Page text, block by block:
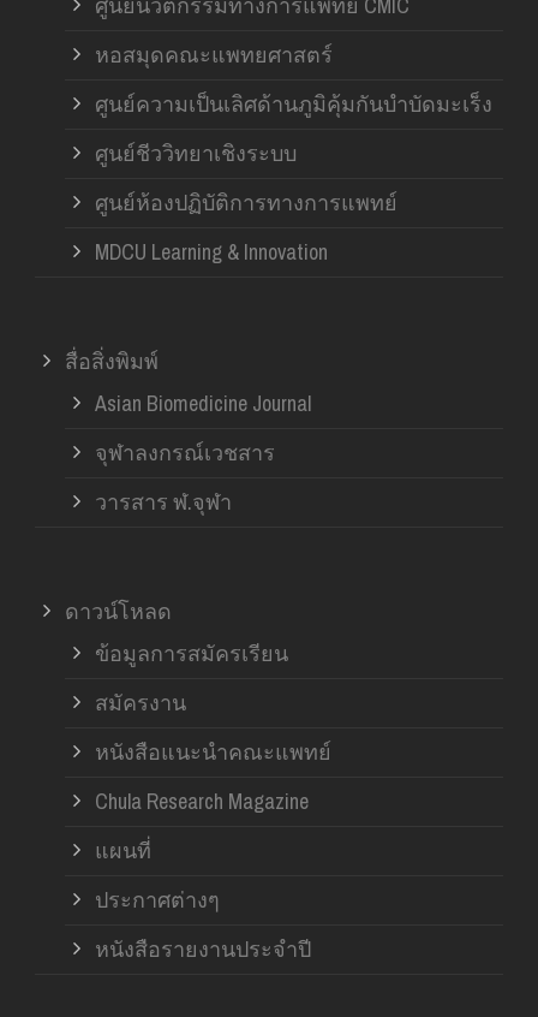
หอสมุดคณะแพทยศาสตร์
ศูนย์ความเป็นเลิศด้านภูมิคุ้มกันบำบัดมะเร็ง
ศูนย์ชีววิทยาเชิงระบบ
ศูนย์ห้องปฏิบัติการทางการแพทย์
MDCU Learning & Innovation
สื่อสิ่งพิมพ์
Asian Biomedicine Journal
จุฬาลงกรณ์เวชสาร
วารสาร ฬ.จุฬา
ดาวน์โหลด
ข้อมูลการสมัครเรียน
สมัครงาน
หนังสือแนะนำคณะแพทย์
Chula Research Magazine
แผนที่
ประกาศต่างๆ
หนังสือรายงานประจำปี